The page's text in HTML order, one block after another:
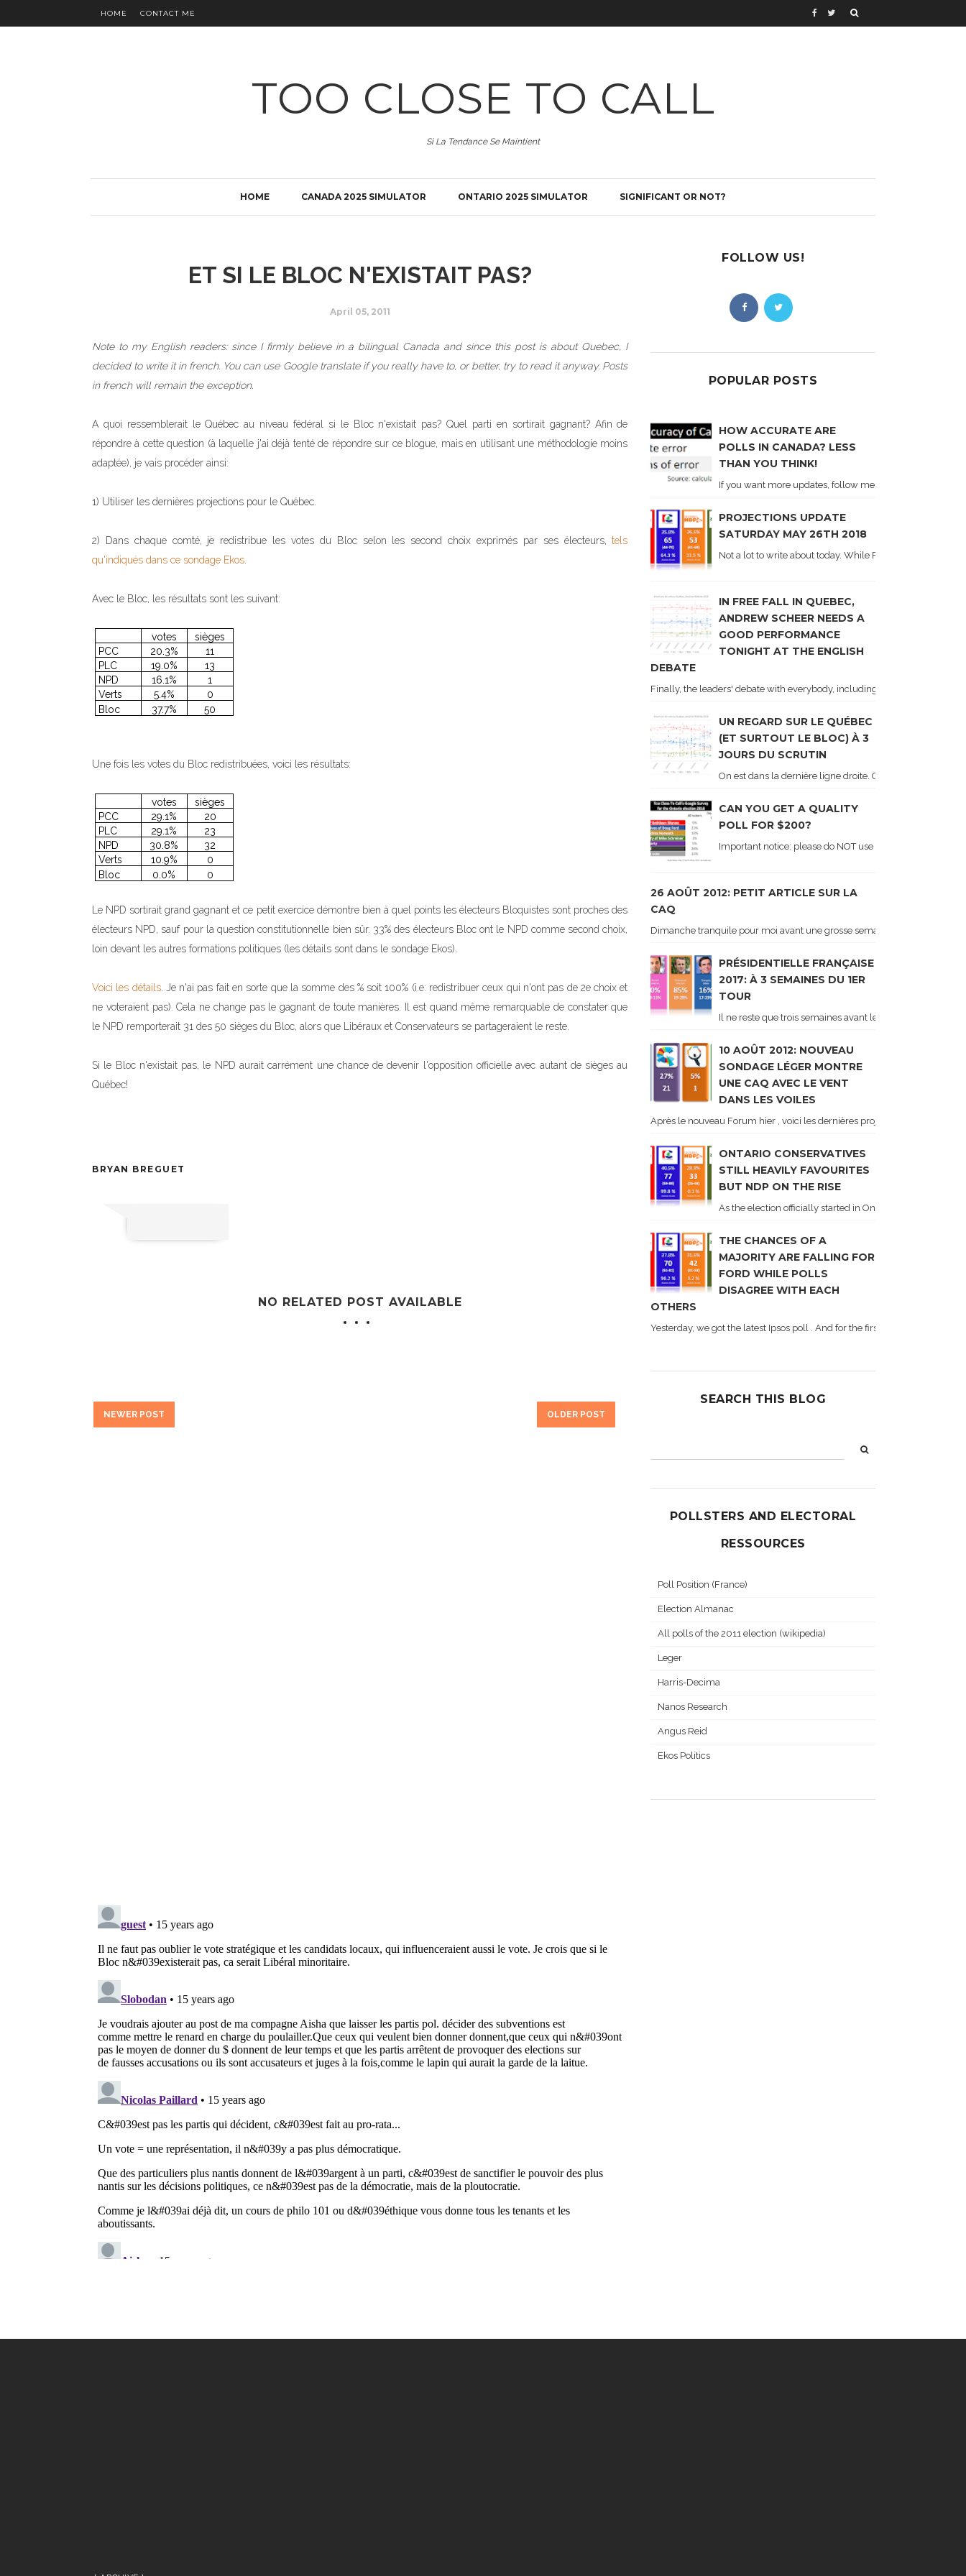
HOME CONTACT ME
TOO CLOSE TO CALL
Si La Tendance Se Maintient
HOME CANADA 2025 SIMULATOR ONTARIO 2025 SIMULATOR SIGNIFICANT OR NOT?
ET SI LE BLOC N'EXISTAIT PAS?
April 05, 2011
Note to my English readers: since I firmly believe in a bilingual Canada and since this post is about Quebec, I
decided to write it in french. You can use Google translate if you really have to, or better, try to read it anyway. Posts
in french will remain the exception.
A quoi ressemblerait le Québec au niveau fédéral si le Bloc n'existait pas? Quel parti en sortirait gagnant? Afin de
répondre à cette question (à laquelle j'ai déjà tenté de répondre sur ce blogue, mais en utilisant une méthodologie moins
adaptée), je vais procéder ainsi:
1) Utiliser les dernières projections pour le Québec.
2) Dans chaque comté, je redistribue les votes du Bloc selon les second choix exprimés par ses électeurs,tels
qu'indiqués dans ce sondage Ekos
Avec le Bloc, les résultats sont les suivant:
votes
sièges
PCC
20.3%
11
PLC
19.0%
13
NPD
16.1%
1
Verts
5.4%
0
Bloc
37.7% 50
Une fois les votes du Bloc redistribuées, voici les résultats:
votes
sièges
PCC
29.1%
20
PLC
29.1%
23
NPD
30.8%
32
Verts
10.9%
0
Bloc
0.0% 0
Le NPD sortirait grand gagnant et ce petit exercice démontre bien à quel points les électeurs Bloquistes sont proches des
électeurs NPD, sauf pour la question constitutionnelle bien sûr. 33% des électeurs Bloc ont le NPD comme second choix,
loin devant les autres formations politiques (les détails sont dans le sondage Ekos).
Voici les détails. Je n'ai pas fait en sorte que la somme des % soit 100% (i.e: redistribuer ceux qui n'ont pas de 2e choix et
ne voteraient pas). Cela ne change pas le gagnant de toute manières. Il est quand même remarquable de constater que
le NPD remporterait 31 des 50 sièges du Bloc, alors que Libéraux et Conservateurs se partageraient le reste.
Si le Bloc n'existait pas, le NPD aurait carrément une chance de devenir l'opposition officielle avec autant de sièges au
Québec!
BRYAN BREGUET
NO RELATED POST AVAILABLE
NEWER POST OLDER POST
FOLLOW US!
POPULAR POSTS
HOW ACCURATE ARE
POLLS IN CANADA? LESS
THAN YOU THINK!
If you want more updates, follow me on Twitter . I'll post
PROJECTIONS UPDATE
SATURDAY MAY 26TH 2018
Not a lot to write about today. While Forum did come out
IN FREE FALL IN QUEBEC,
ANDREW SCHEER NEEDS A
GOOD PERFORMANCE
TONIGHT AT THE ENGLISH
DEBATE
Finally, the leaders' debate with everybody, including Justin Trudeau!
UN REGARD SUR LE QUÉBEC
(ET SURTOUT LE BLOC) À 3
JOURS DU SCRUTIN
On est dans la dernière ligne droite. On le sait car les
CAN YOU GET A QUALITY
POLL FOR $200?
Important notice: please do NOT use the numbers of
26 AOÛT 2012: PETIT ARTICLE SUR LA
CAQ
Dimanche tranquile pour moi avant une grosse semaine. Voici sur le
PRÉSIDENTIELLE FRANÇAISE
2017: À 3 SEMAINES DU 1ER
TOUR
Il ne reste que trois semaines avant le 1er tour de
10 AOÛT 2012: NOUVEAU
SONDAGE LÉGER MONTRE
UNE CAQ AVEC LE VENT
DANS LES VOILES
Après le nouveau Forum hier , voici les dernières projections basées sur
ONTARIO CONSERVATIVES
STILL HEAVILY FAVOURITES
BUT NDP ON THE RISE
As the election officially started in Ontario, some
THE CHANCES OF A
MAJORITY ARE FALLING FOR
FORD WHILE POLLS
DISAGREE WITH EACH
OTHERS
Yesterday, we got the latest Ipsos poll . And for the first time during this
SEARCH THIS BLOG
POLLSTERS AND ELECTORAL
RESSOURCES
Poll Position (France)
Election Almanac
All polls of the 2011 election (wikipedia)
Leger
Harris-Decima
Nanos Research
Angus Reid
Ekos Politics